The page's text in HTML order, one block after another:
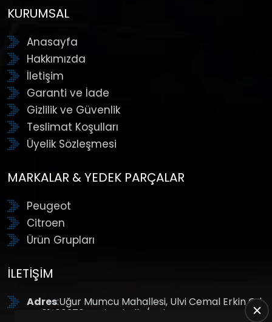
KURUMSAL
Anasayfa
Hakkımızda
İletişim
Garanti ve İade
Gizlilik ve Güvenlik
Teslimat Koşulları
Üyelik Sözleşmesi
MARKALAR & YEDEK PARÇALAR
Peugeot
Citroen
Ürün Grupları
İLETIŞIM
Adres:Uğur Mumcu Mahallesi, Ulvi Cemal Erkin Cd.
No:61, 06370 Yenimahalle/Ankara